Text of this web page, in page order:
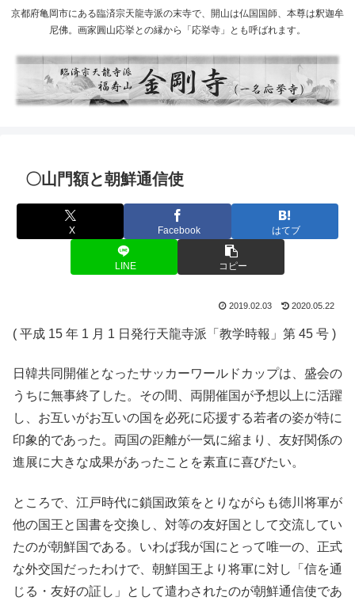
京都府亀岡市にある臨済宗天龍寺派の末寺で、開山は仏国国師、本尊は釈迦牟
尼佛。画家圓山応挙との縁から「応挙寺」とも呼ばれます。
〇山門額と朝鮮通信使
X Facebook はてブ
LINE コピー
2019.02.03 2020.05.22
( 平成 15 年 1 月 1 日発行天龍寺派「教学時報」第 45 号 )
日韓共同開催となったサッカーワールドカップは、盛会の
うちに無事終了した。その間、両開催国が予想以上に活躍
し、お互いがお互いの国を必死に応援する若者の姿が特に
印象的であった。両国の距離が一気に縮まり、友好関係の
進展に大きな成果があったことを素直に喜びたい。
ところで、江戸時代に鎖国政策をとりながらも徳川将軍が
他の国王と国書を交換し、対等の友好国として交流してい
たのが朝鮮国である。いわば我が国にとって唯一の、正式
な外交国だったわけで、朝鮮国王より将軍に対し「信を通
じる・友好の証し」として遣わされたのが朝鮮通信使であ